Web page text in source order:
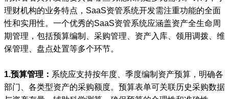
理财机构的业务特点，SaaS资管系统开发需注重功能的全面
性和实用性。一个优秀的SaaS资管系统应涵盖资产全生命周
期管理，包括预算编制、采购管理、资产入库、领用调拨、维
保管理、盘点处置等多个环节。
1.预算管理： 系统应支持按年度、季度编制资产预算，明确各
部门、各类型资产的采购额度。预算表单可关联历史采购数据